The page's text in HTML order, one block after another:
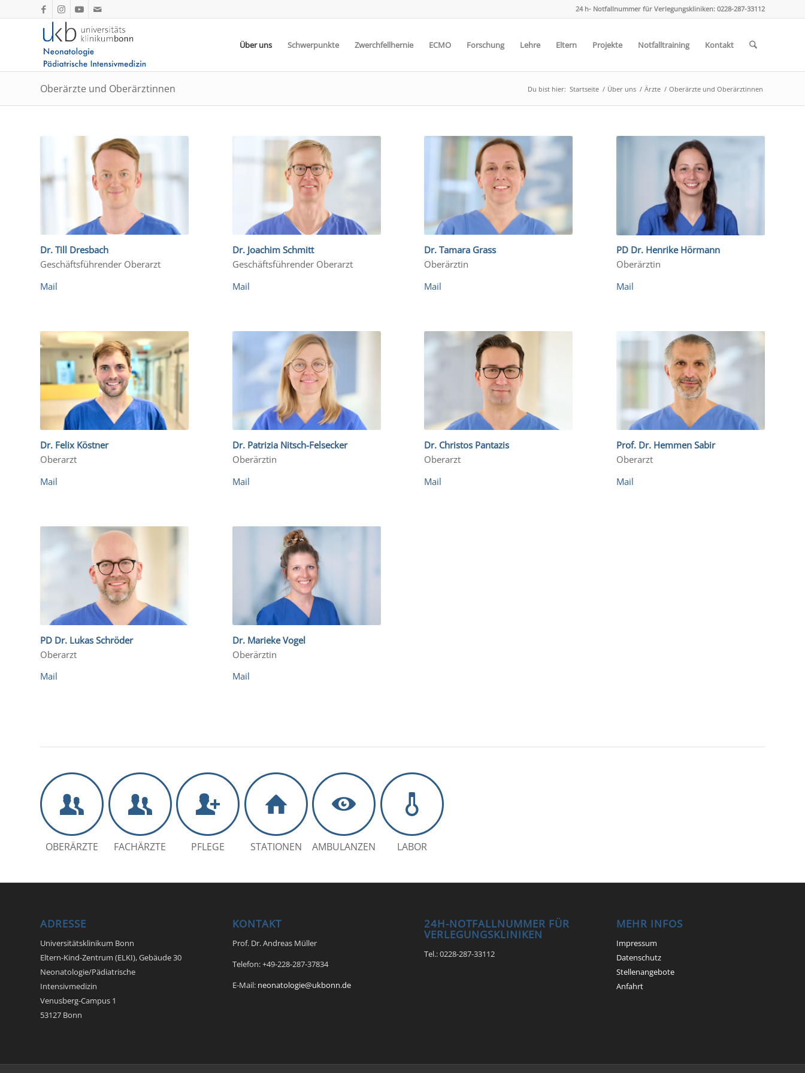
24 h- Notfallnummer für Verlegungskliniken: 0228-287-33112
Über uns Schwerpunkte Zwerchfellhernie ECMO Forschung Lehre Eltern Projekte Notfalltraining Kontakt
Oberärzte und Oberärztinnen Du bist hier: Startseite / Über uns / Ärzte / Oberärzte und Oberärztinnen
Dr. Till Dresbach
Geschäftsführender Oberarzt
Mail
Dr. Joachim Schmitt
Geschäftsführender Oberarzt
Mail
Dr. Tamara Grass
Oberärztin
Mail
PD Dr. Henrike Hörmann
Oberärztin
Mail
Dr. Felix Köstner
Oberarzt
Mail
Dr. Patrizia Nitsch-Felsecker
Oberärztin
Mail
Dr. Christos Pantazis
Oberarzt
Mail
Prof. Dr. Hemmen Sabir
Oberarzt
Mail
PD Dr. Lukas Schröder
Oberarzt
Mail
Dr. Marieke Vogel
Oberärztin
Mail
OBERÄRZTE FACHÄRZTE PFLEGE STATIONEN AMBULANZEN LABOR
ADRESSE
Universitätsklinikum Bonn
Eltern-Kind-Zentrum (ELKI), Gebäude 30
Neonatologie/Pädiatrische
Intensivmedizin
Venusberg-Campus 1
53127 Bonn
KONTAKT
Prof. Dr. Andreas Müller
Telefon: +49-228-287-37834
E-Mail: neonatologie@ukbonn.de
24H-NOTFALLNUMMER FÜR
VERLEGUNGSKLINIKEN
Tel.: 0228-287-33112
MEHR INFOS
Impressum
Datenschutz
Stellenangebote
Anfahrt